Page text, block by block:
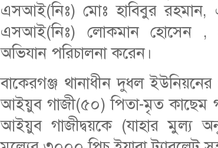
এসআই(নিঃ) মোঃ হাবিবুর রহমান,
এসআই(নিঃ) লোকমান হোসেন
অভিযান পরিচালনা করেন।
বাকেরগঞ্জ থানাধীন দুধল
আইয়ুব গাজী(৫০) পিতা-মৃত কাছেম
আইয়ুব গাজীদ্বয়কে (যাহার মুল্য